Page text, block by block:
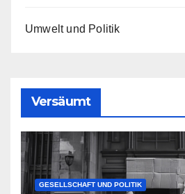
Umwelt und Politik
Versäumt
GESELLSCHAFT UND POLITIK